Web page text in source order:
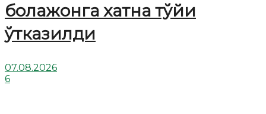
болажонга хатна тўйи
ўтказилди
07.08.2026
6